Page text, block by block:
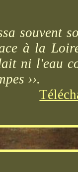
souvent
à la
ni l'eau
››.